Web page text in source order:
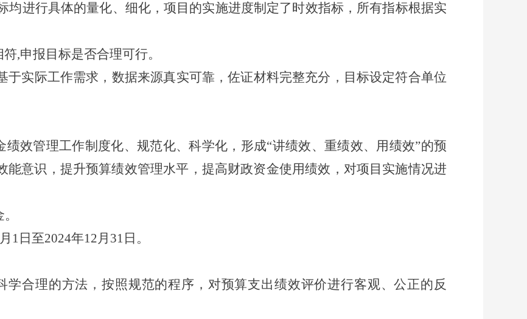
均进行具体的量化、细化，项目的实施进度制定了时效指标，所有指标根据实
符,申报目标是否合理可行。
于实际工作需求，数据来源真实可靠，佐证材料完整充分，目标设定符合单位
绩效管理工作制度化、规范化、科学化，形成“讲绩效、重绩效、用绩效”的预
能意识，提升预算绩效管理水平，提高财政资金使用绩效，对项目实施情况进
月 1 日至2024年12月 31 日。
学合理的方法，按照规范的程序，对预算支出绩效评价进行客观、公正的反